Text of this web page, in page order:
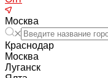
Москва
Краснодар
Москва
Луганск